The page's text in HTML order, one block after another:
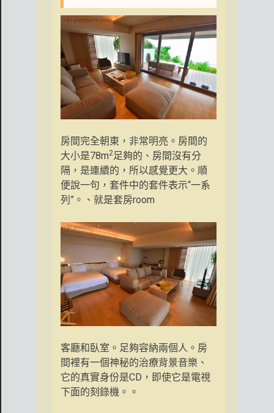
房間完全朝東，非常明亮。房間的
大小是78m2足夠的、房間沒有分
隔，是連續的，所以感覺更大。順
便說一句，套件中的套件表示“一系
列”。、就是套房room
客廳和臥室。足夠容納兩個人。房
間裡有一個神秘的治療背景音樂、
它的真實身份是CD，即使它是電視
下面的刻錄機。。